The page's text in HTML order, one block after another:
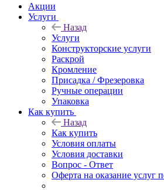
Акции
Услуги
Назад
Услуги
Конструкторские услуги
Раскрой
Кромление
Присадка / Фрезеровка
Ручные операции
Упаковка
Как купить
Назад
Как купить
Условия оплаты
Условия доставки
Вопрос - Ответ
Оферта на оказание услуг